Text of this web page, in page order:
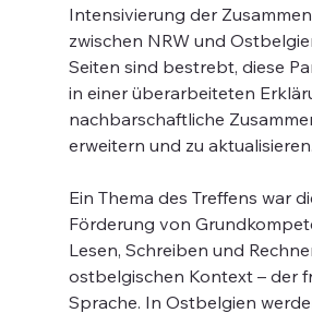
Intensivierung der
zwischen NRW und
Seiten sind bestrebt, diese
in einer überarbeiteten
nachbarschaftliche
erweitern und zu aktualisieren.
Ein Thema des Treffens war
Förderung von
Lesen, Schreiben und
ostbelgischen Kontext – der
Sprache. In Ostbelgien